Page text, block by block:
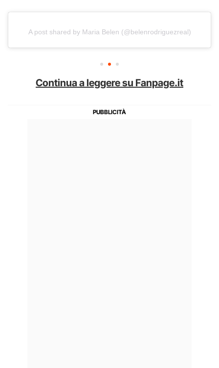
A post shared by Maria Belen (@belenrodriguezreal)
Continua a leggere su Fanpage.it